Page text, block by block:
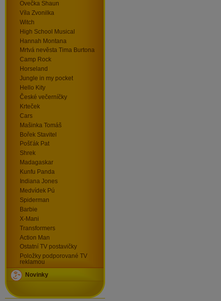
Ovečka Shaun
Víla Zvonilka
Witch
High School Musical
Hannah Montana
Mrtvá nevěsta Tima Burtona
Camp Rock
Horseland
Jungle in my pocket
Hello Kity
České večerníčky
Krteček
Cars
Mašinka Tomáš
Bořek Stavitel
Pošťák Pat
Shrek
Madagaskar
Kunfu Panda
Indiana Jones
Medvídek Pú
Spiderman
Barbie
X-Mani
Transformers
Action Man
Ostatní TV postavičky
Položky podporované TV
reklamou
Novinky